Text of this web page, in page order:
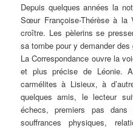
Depuis quelques années la
Sœur Françoise-Thérèse à
croître. Les pèlerins se
sa tombe pour y demander
La Correspondance ouvre la
et plus précise de Léonie.
carmélites à Lisieux, à
quelques amis, le lecteur
échecs, premiers pas
souffrances physiques,